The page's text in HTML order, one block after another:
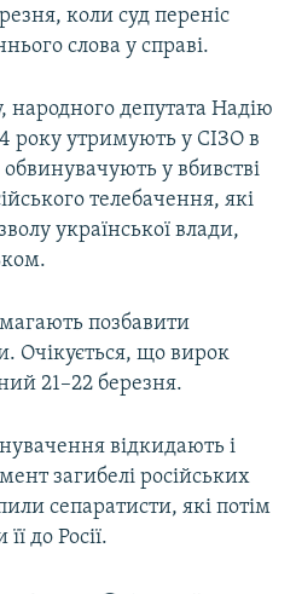
коли суд переніс
слова у справі.
народного депутата Надію
року утримують у СІЗО в
обвинувачують у вбивстві
телебачення, які
української влади,
позбавити
Очікується, що вирок
21–22 березня.
відкидають і
загибелі російських
сепаратисти, які потім
до Росії.